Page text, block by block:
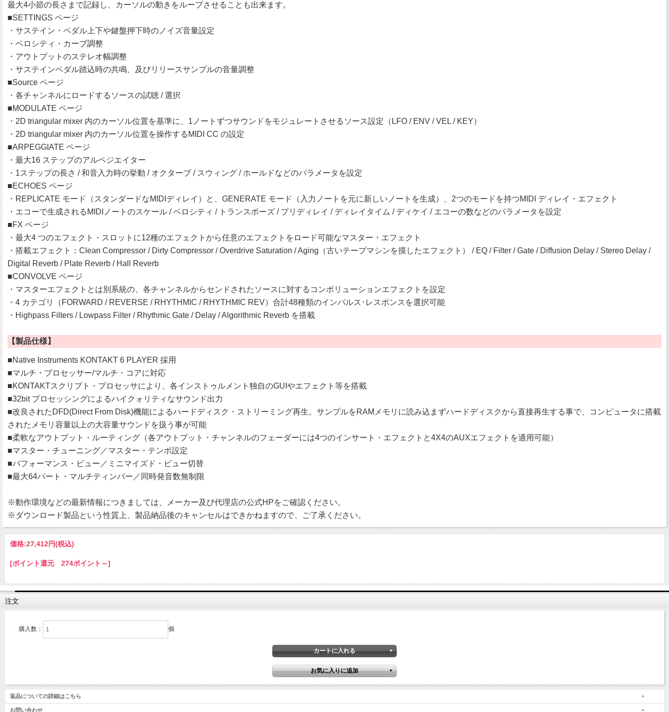
最大4小節の長さまで記録し、カーソルの動きをループさせることも出来ます。
■SETTINGS ページ
・サステイン・ペダル上下や鍵盤押下時のノイズ音量設定
・ベロシティ・カーブ調整
・アウトプットのステレオ幅調整
・サステインペダル踏込時の共鳴、及びリリースサンプルの音量調整
■Source ページ
・各チャンネルにロードするソースの試聴 / 選択
■MODULATE ページ
・2D triangular mixer 内のカーソル位置を基準に、1ノートずつサウンドをモジュレートさせるソース設定（LFO / ENV / VEL / KEY）
・2D triangular mixer 内のカーソル位置を操作するMIDI CC の設定
■ARPEGGIATE ページ
・最大16 ステップのアルペジエイター
・1ステップの長さ / 和音入力時の挙動 / オクターブ / スウィング / ホールドなどのパラメータを設定
■ECHOES ページ
・REPLICATE モード（スタンダードなMIDIディレイ）と、GENERATE モード（入力ノートを元に新しいノートを生成）、2つのモードを持つMIDI ディレイ・エフェクト
・エコーで生成されるMIDIノートのスケール / ベロシティ / トランスポーズ / プリディレイ / ディレイタイム / ディケイ / エコーの数などのパラメータを設定
■FX ページ
・最大4 つのエフェクト・スロットに12種のエフェクトから任意のエフェクトをロード可能なマスター・エフェクト
・搭載エフェクト：Clean Compressor / Dirty Compressor / Overdrive Saturation / Aging（古いテープマシンを摸したエフェクト） / EQ / Filter / Gate / Diffusion Delay / Stereo Delay /
Digital Reverb / Plate Reverb / Hall Reverb
■CONVOLVE ページ
・マスターエフェクトとは別系統の、各チャンネルからセンドされたソースに対するコンボリューションエフェクトを設定
・4 カテゴリ（FORWARD / REVERSE / RHYTHMIC / RHYTHMIC REV）合計48種類のインパルス･レスポンスを選択可能
・Highpass Filters / Lowpass Filter / Rhythmic Gate / Delay / Algorithmic Reverb を搭載
【製品仕様】
■Native Instruments KONTAKT 6 PLAYER 採用
■マルチ・プロセッサー/マルチ・コアに対応
■KONTAKTスクリプト・プロセッサにより、各インストゥルメント独自のGUIやエフェクト等を搭載
■32bit プロセッシングによるハイクォリティなサウンド出力
■改良されたDFD(Direct From Disk)機能によるハードディスク・ストリーミング再生。サンプルをRAMメモリに読み込まずハードディスクから直接再生する事で、コンピュータに搭載
されたメモリ容量以上の大容量サウンドを扱う事が可能
■柔軟なアウトプット・ルーティング（各アウトプット・チャンネルのフェーダーには4つのインサート・エフェクトと4X4のAUXエフェクトを適用可能）
■マスター・チューニング／マスター・テンポ設定
■パフォーマンス・ビュー／ミニマイズド・ビュー切替
■最大64パート・マルチティンバー／同時発音数無制限
※動作環境などの最新情報につきましては、メーカー及び代理店の公式HPをご確認ください。
※ダウンロード製品という性質上、製品納品後のキャンセルはできかねますので、ご了承ください。
価格:27,412円(税込)
[ポイント還元 274ポイント～]
注文
購入数： 個
返品についての詳細はこちら
お問い合わせ